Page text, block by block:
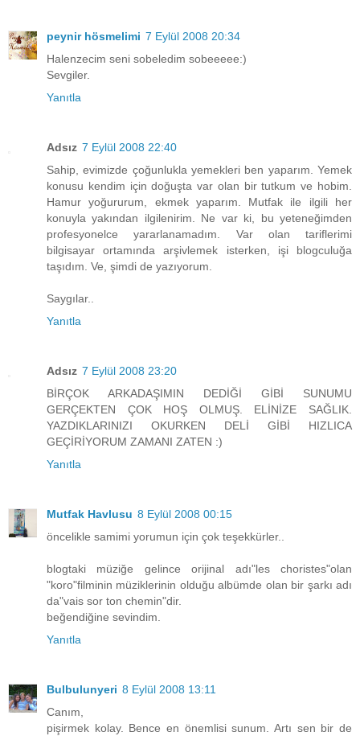
peynir hösmelimi 7 Eylül 2008 20:34
Halenzecim seni sobeledim sobeeeee:)
Sevgiler.
Yanıtla
Adsız 7 Eylül 2008 22:40
Sahip, evimizde çoğunlukla yemekleri ben yaparım. Yemek
konusu kendim için doğuşta var olan bir tutkum ve hobim.
Hamur yoğururum, ekmek yaparım. Mutfak ile ilgili her
konuyla yakından ilgilenirim. Ne var ki, bu yeteneğimden
profesyonelce yararlanamadım. Var olan tariflerimi
bilgisayar ortamında arşivlemek isterken, işi blogculuğa
taşıdım. Ve, şimdi de yazıyorum.
Saygılar..
Yanıtla
Adsız 7 Eylül 2008 23:20
BİRÇOK ARKADAŞIMIN DEDİĞİ GİBİ SUNUMU
GERÇEKTEN ÇOK HOŞ OLMUŞ. ELİNİZE SAĞLIK.
YAZDIKLARINIZI OKURKEN DELİ GİBİ HIZLICA
GEÇİRİYORUM ZAMANI ZATEN :)
Yanıtla
Mutfak Havlusu 8 Eylül 2008 00:15
öncelikle samimi yorumun için çok teşekkürler..
blogtaki müziğe gelince orijinal adı"les choristes"olan
"koro"filminin müziklerinin olduğu albümde olan bir şarkı adı
da"vais sor ton chemin"dir.
beğendiğine sevindim.
Yanıtla
Bulbulunyeri 8 Eylül 2008 13:11
Canım,
pişirmek kolay. Bence en önemlisi sunum. Artı sen bir de